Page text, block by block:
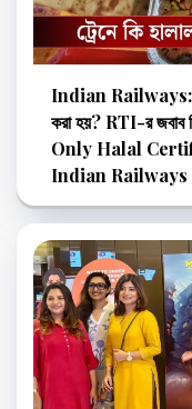
Indian Railways:
করা হয়? RTI-র
Only Halal
Indian Railways